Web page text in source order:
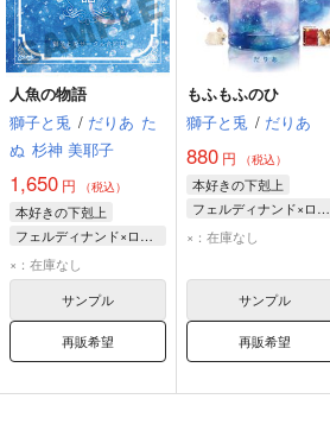
人魚の物語
獅子と兎 / だりあ た
ぬ 杉神 美耶子
1,650 円 （税込）
本好きの下剋上
フェルディナンド×ローゼマイン
ローゼマイン
フェルディナンド
×：在庫なし
サンプル
再販希望
もふもふのひ
獅子と兎 / だりあ
880 円 （税込）
本好きの下剋上
フェルディナンド×ローゼマイン
ローゼマイン
×：在庫なし
サンプル
再販希望